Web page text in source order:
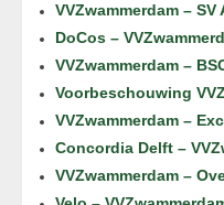
VVZwammerdam –
DoCos –
VVZwammerdam –
Voorbeschouwing
VVZwammerdam –
Concordia Delft –
VVZwammerdam –